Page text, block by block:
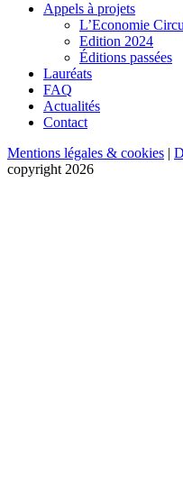
Appels à projets
L’Economie
Edition 2024
Éditions passées
Lauréats
FAQ
Actualités
Contact
Mentions légales & cookies |
copyright 2026